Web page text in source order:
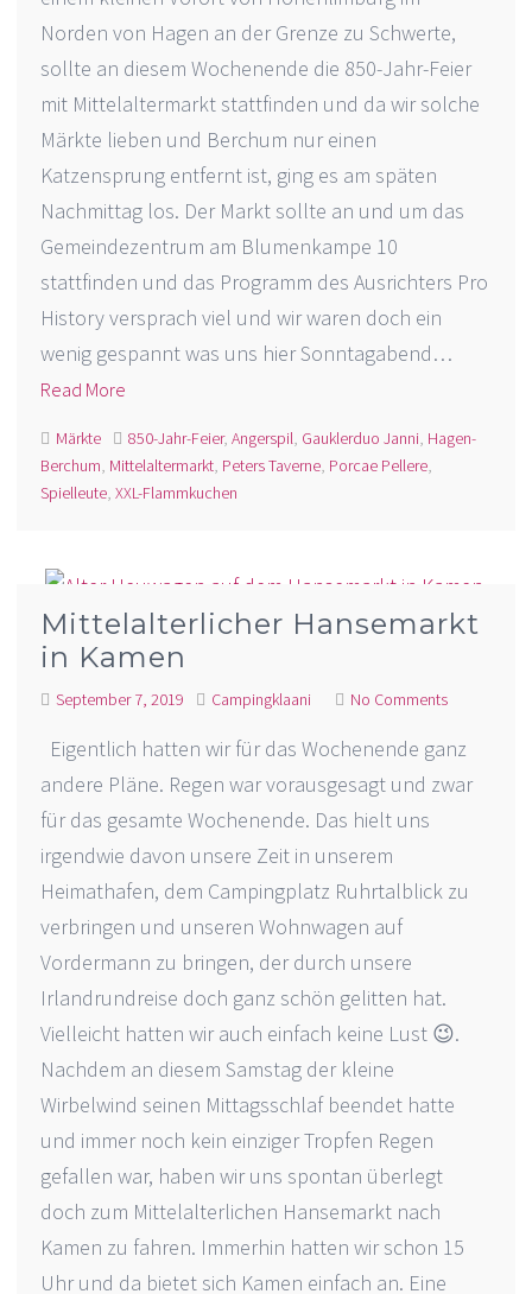
Norden von Hagen an der Grenze zu Schwerte,
sollte an diesem Wochenende die 850-Jahr-Feier
mit Mittelaltermarkt stattfinden und da wir solche
Märkte lieben und Berchum nur einen
Katzensprung entfernt ist, ging es am späten
Nachmittag los. Der Markt sollte an und um das
Gemeindezentrum am Blumenkampe 10
stattfinden und das Programm des Ausrichters Pro
History versprach viel und wir waren doch ein
wenig gespannt was uns hier Sonntagabend…
Read More
Märkte 850-Jahr-Feier,Angerspil, Gauklerduo Janni, Hagen-
Berchum, Mittelaltermarkt, Peters Taverne, Porcae Pellere,
Spielleute,XXL-Flammkuchen
Mittelalterlicher Hansemarkt
in Kamen
September 7, 2019 Campingklaani No Comments
Eigentlich hatten wir für das Wochenende ganz
andere Pläne. Regen war vorausgesagt und zwar
für das gesamte Wochenende. Das hielt uns
irgendwie davon unsere Zeit in unserem
Heimathafen, dem Campingplatz Ruhrtalblick zu
verbringen und unseren Wohnwagen auf
Vordermann zu bringen, der durch unsere
Irlandrundreise doch ganz schön gelitten hat.
Vielleicht hatten wir auch einfach keine Lust 😉.
Nachdem an diesem Samstag der kleine
Wirbelwind seinen Mittagsschlaf beendet hatte
und immer noch kein einziger Tropfen Regen
gefallen war, haben wir uns spontan überlegt
doch zum Mittelalterlichen Hansemarkt nach
Kamen zu fahren. Immerhin hatten wir schon 15
Uhr und da bietet sich Kamen einfach an. Eine